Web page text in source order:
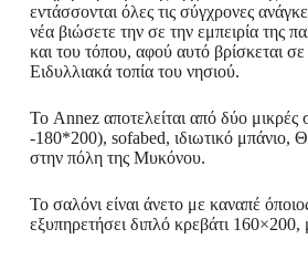
εντάσσονται όλες τις σύγχρονες
νέα βιώσετε την σε την εμπειρία της
και του τόπου, αφού αυτό βρίσκεται
Ειδυλλιακά τοπία του νησιού.
Το Annez αποτελείται από δύο μικρές
-180*200), sofabed, ιδιωτικό μπάνιο,
στην πόλη της Μυκόνου.
Το σαλόνι είναι άνετο με καναπέ
εξυπηρετήσει διπλό κρεβάτι 160×200,